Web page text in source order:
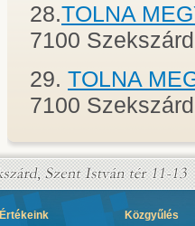
28.TOLNA
7100
29. TOLNA
7100
Értékeink Közgyűlés